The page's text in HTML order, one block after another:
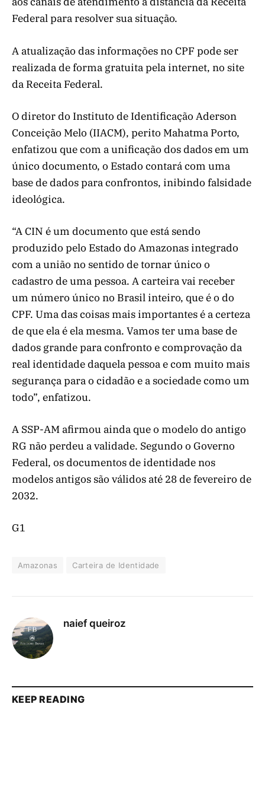
Federal para resolver sua situação.
A atualização das informações no CPF pode ser
realizada de forma gratuita pela internet, no site
da Receita Federal.
O diretor do Instituto de Identificação Aderson
Conceição Melo (IIACM), perito Mahatma Porto,
enfatizou que com a unificação dos dados em um
único documento, o Estado contará com uma
base de dados para confrontos, inibindo falsidade
ideológica.
“A CIN é um documento que está sendo
produzido pelo Estado do Amazonas integrado
com a união no sentido de tornar único o
cadastro de uma pessoa. A carteira vai receber
um número único no Brasil inteiro, que é o do
CPF. Uma das coisas mais importantes é a certeza
de que ela é ela mesma. Vamos ter uma base de
dados grande para confronto e comprovação da
real identidade daquela pessoa e com muito mais
segurança para o cidadão e a sociedade como um
todo”, enfatizou.
A SSP-AM afirmou ainda que o modelo do antigo
RG não perdeu a validade. Segundo o Governo
Federal, os documentos de identidade nos
modelos antigos são válidos até 28 de fevereiro de
2032.
G1
Amazonas Carteira de Identidade
naief queiroz
KEEP READING